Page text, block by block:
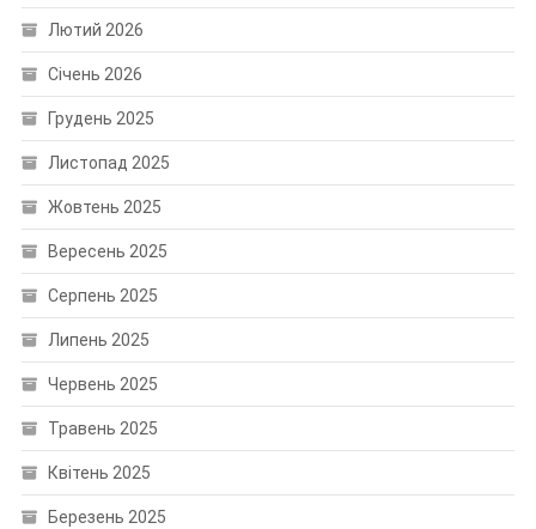
Лютий 2026
Січень 2026
Грудень 2025
Листопад 2025
Жовтень 2025
Вересень 2025
Серпень 2025
Липень 2025
Червень 2025
Травень 2025
Квітень 2025
Березень 2025